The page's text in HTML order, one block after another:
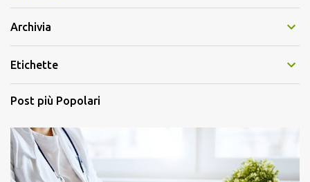
Archivia
Etichette
Post più Popolari